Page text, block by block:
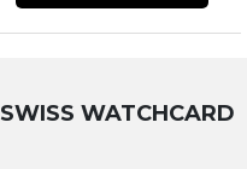
SWISS WATCHCARD